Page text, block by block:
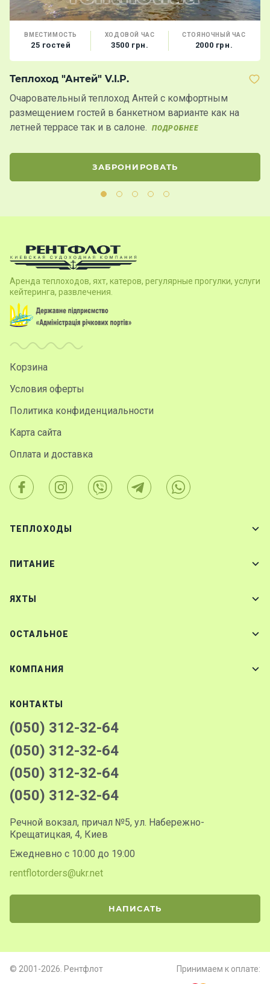
ВМЕСТИМОСТЬ
25 гостей
ХОДОВОЙ ЧАС
3500 грн.
СТОЯНОЧНЫЙ ЧАС
2000 грн.
Теплоход "Антей" V.I.P.
Очаровательный теплоход Антей с комфортным
размещением гостей в банкетном варианте как на
летней террасе так и в салоне.
ПОДРОБНЕЕ
ЗАБРОНИРОВАТЬ
Аренда теплоходов, яхт, катеров, регулярные прогулки, услуги
кейтеринга, развлечения.
Корзина
Условия оферты
Политика конфиденциальности
Карта сайта
Оплата и доставка
ТЕПЛОХОДЫ
ПИТАНИЕ
ЯХТЫ
ОСТАЛЬНОЕ
КОМПАНИЯ
КОНТАКТЫ
(050) 312-32-64
(050) 312-32-64
(050) 312-32-64
(050) 312-32-64
Речной вокзал, причал №5, ул. Набережно-
Крещатицкая, 4, Киев
Ежедневно с 10:00 до 19:00
rentflotorders@ukr.net
НАПИСАТЬ
© 2001-2026. Рентфлот Принимаем к оплате: